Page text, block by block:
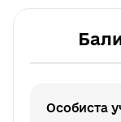
Особиста